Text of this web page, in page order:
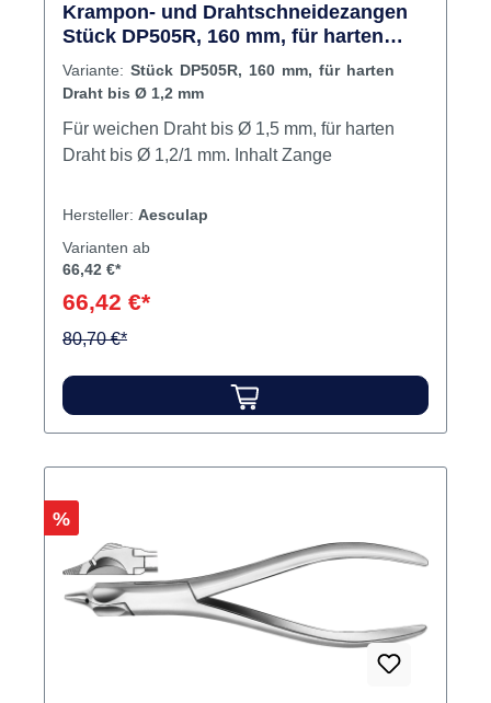
Krampon- und Drahtschneidezangen
Stück DP505R, 160 mm, für harten
Draht bis Ø 1,2 mm
Variante: Stück DP505R, 160 mm, für harten
Draht bis Ø 1,2 mm
Für weichen Draht bis Ø 1,5 mm, für harten
Draht bis Ø 1,2/1 mm. Inhalt Zange
Hersteller: Aesculap
Varianten ab
66,42 €*
66,42 €*
80,70 €*
Rabatt
%